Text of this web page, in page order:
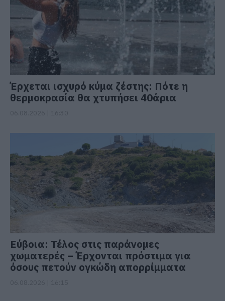
Έρχεται ισχυρό κύμα ζέστης: Πότε η
θερμοκρασία θα χτυπήσει 40άρια
Εύβοια: Τέλος στις παράνομες
χωματερές – Έρχονται πρόστιμα για
όσους πετούν ογκώδη απορρίμματα